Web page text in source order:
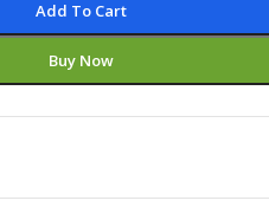
Add To Cart
Buy Now